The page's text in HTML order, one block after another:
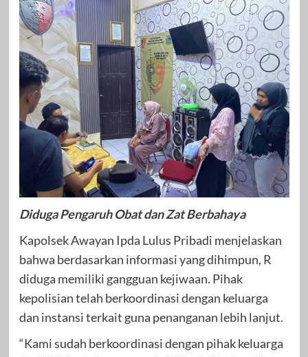
Diduga Pengaruh Obat dan Zat Berbahaya
Kapolsek Awayan Ipda Lulus Pribadi menjelaskan
bahwa berdasarkan informasi yang dihimpun, R
diduga memiliki gangguan kejiwaan. Pihak
kepolisian telah berkoordinasi dengan keluarga
dan instansi terkait guna penanganan lebih lanjut.
“Kami sudah berkoordinasi dengan pihak keluarga